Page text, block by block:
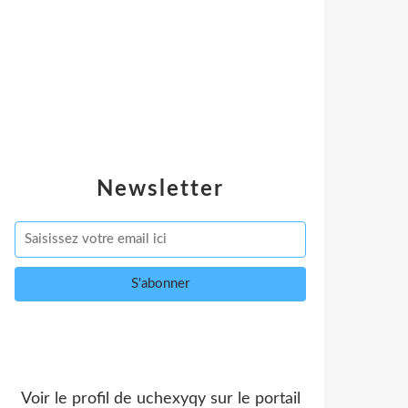
Newsletter
Voir le profil de uchexyqysur le portail